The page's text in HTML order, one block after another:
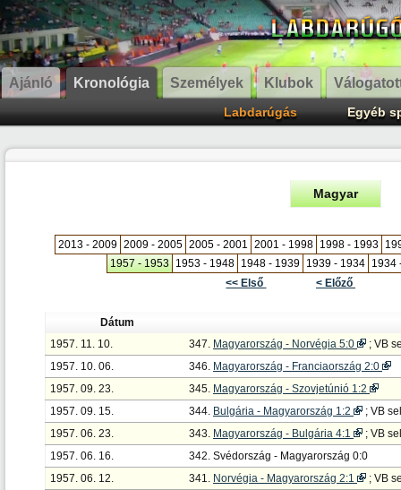
Ajánló Kronológia Személyek Klubok
Labdarúgás Egyéb
Magyar
2013 - 2009 2009 - 2005 2005 - 2001 2001 - 1998 1998 - 1993
1957 - 1953 1953 - 1948 1948 - 1939 1939 - 1934 1934
<< Első
< Előző
Dátum
1957. 11. 10.
347. Magyarország - Norvégia 5:0
; VB
1957. 10. 06.
346. Magyarország - Franciaország 2:0
1957. 09. 23.
345. Magyarország - Szovjetúnió 1:2
1957. 09. 15.
344. Bulgária - Magyarország 1:2
; VB
1957. 06. 23.
343. Magyarország - Bulgária 4:1
; VB
1957. 06. 16.
342. Svédország - Magyarország 0:0
1957. 06. 12.
341. Norvégia - Magyarország 2:1
; VB